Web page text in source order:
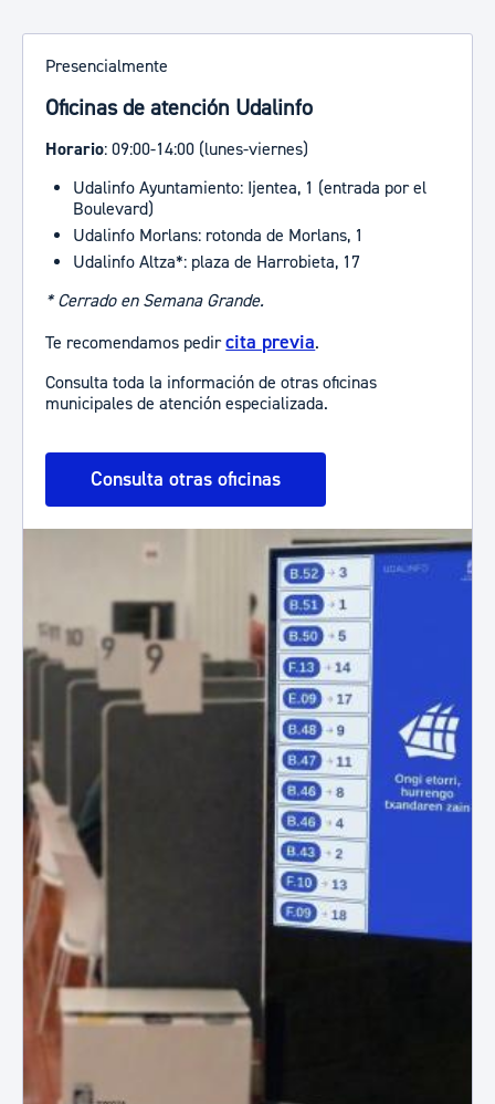
Presencialmente
Oficinas de atención Udalinfo
Horario: 09:00-14:00 (lunes-viernes)
Udalinfo Ayuntamiento: Ijentea, 1 (entrada por el
Boulevard)
Udalinfo Morlans: rotonda de Morlans, 1
Udalinfo Altza*: plaza de Harrobieta, 17
* Cerrado en Semana Grande.
Te recomendamos pedircita previa.
Consulta toda la información de otras oficinas
municipales de atención especializada.
Consulta otras oficinas